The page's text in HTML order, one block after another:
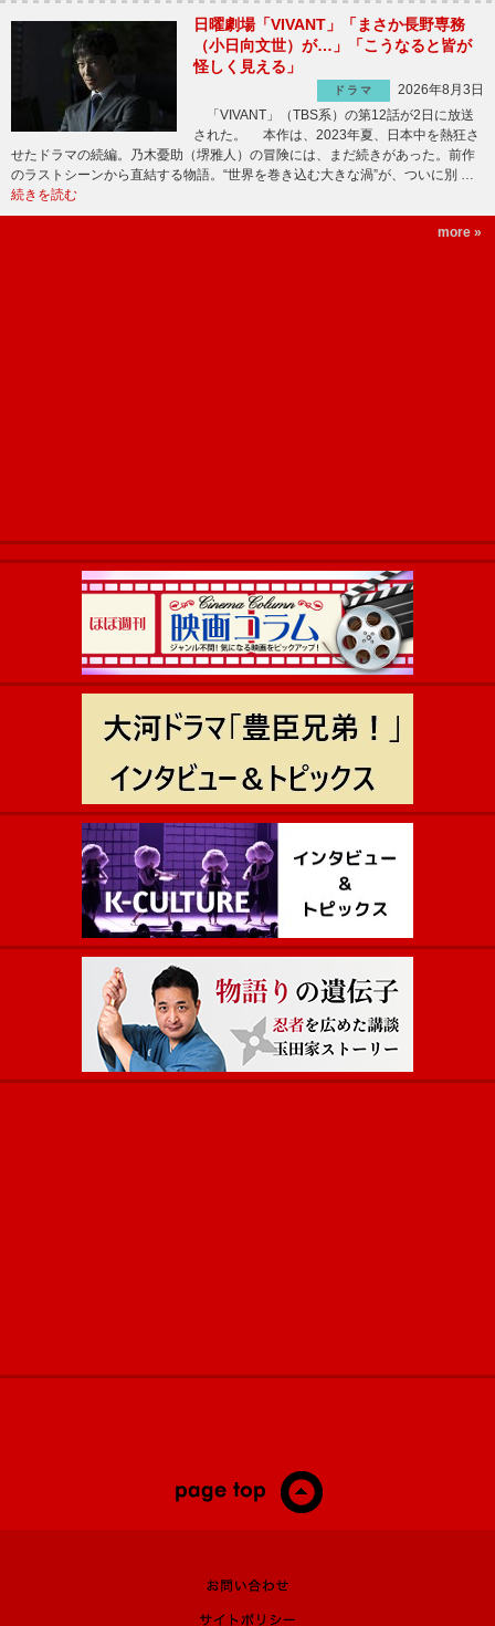
日曜劇場「VIVANT」「まさか長野専務
（小日向文世）が…」「こうなると皆が
怪しく見える」
ドラマ
2026年8月3日
「VIVANT」（TBS系）の第12話が2日に放送
された。 本作は、2023年夏、日本中を熱狂さ
せたドラマの続編。乃木憂助（堺雅人）の冒険には、まだ続きがあった。前作
のラストシーンから直結する物語。“世界を巻き込む大きな渦”が、ついに別 …
続きを読む
more »